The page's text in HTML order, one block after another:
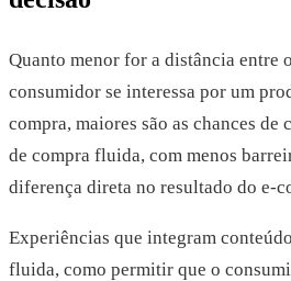
Quanto menor for a distância entre
consumidor se interessa por um
compra, maiores são as chances de
de compra fluida, com menos
diferença direta no resultado do e-
Experiências que integram
fluida, como permitir que o